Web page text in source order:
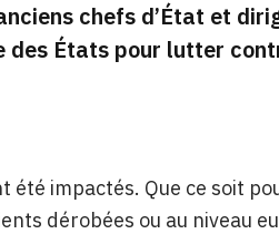
chefs d’État et
des États pour lutter
impactés. Que ce soit
dérobées ou au niveau